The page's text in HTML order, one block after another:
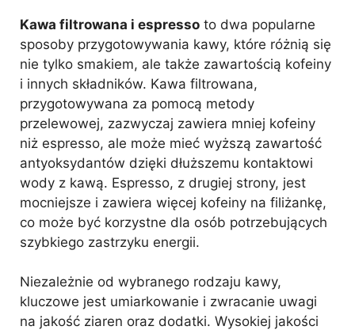
Kawa filtrowana i espresso to dwa popularne
sposoby przygotowywania kawy, które różnią się
nie tylko smakiem, ale także zawartością kofeiny
i innych składników. Kawa filtrowana,
przygotowywana za pomocą metody
przelewowej, zazwyczaj zawiera mniej kofeiny
niż espresso, ale może mieć wyższą zawartość
antyoksydantów dzięki dłuższemu kontaktowi
wody z kawą. Espresso, z drugiej strony, jest
mocniejsze i zawiera więcej kofeiny na filiżankę,
co może być korzystne dla osób potrzebujących
szybkiego zastrzyku energii.
Niezależnie od wybranego rodzaju kawy,
kluczowe jest umiarkowanie i zwracanie uwagi
na jakość ziaren oraz dodatki. Wysokiej jakości